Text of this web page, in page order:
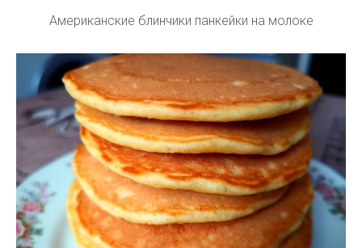
Американские блинчики панкейки на молоке